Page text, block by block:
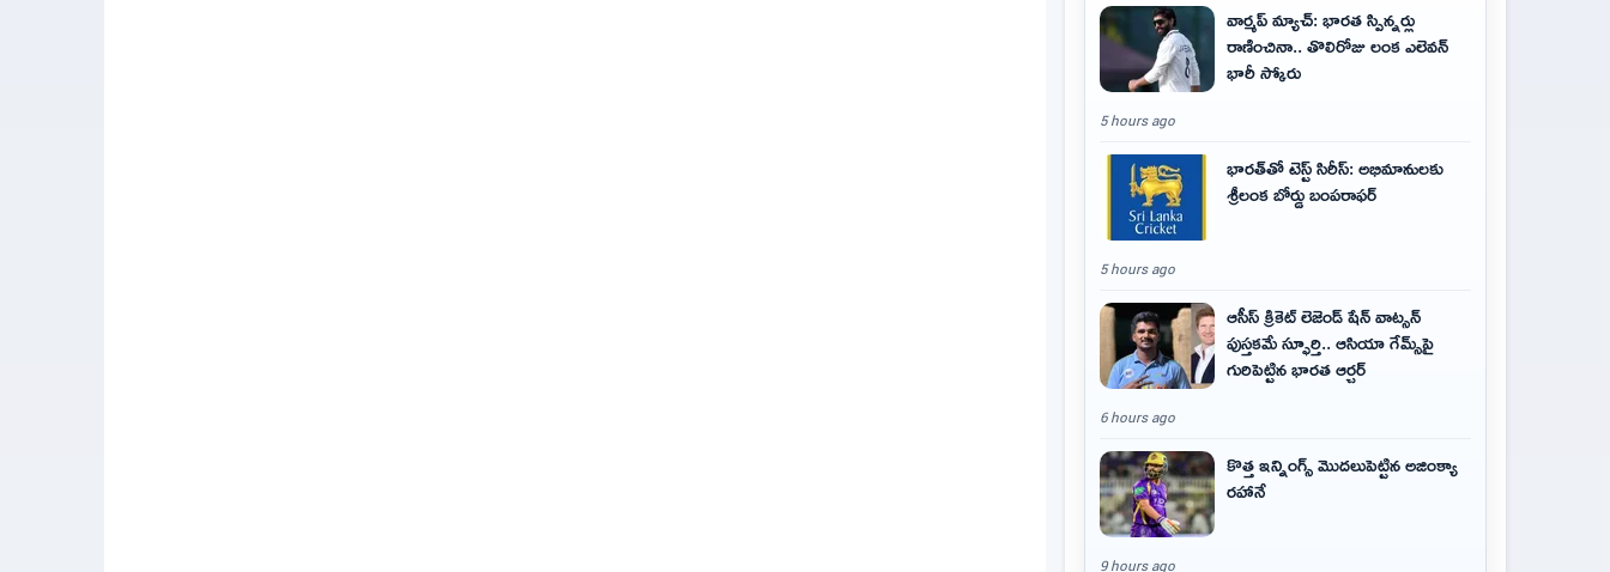
వార్మప్ మ్యాచ్: భారత స్పిన్నర్లు
రాణించినా.. తొలిరోజు లంక ఎలెవన్
భారీ స్కోరు
5 hours ago
భారత్‌తో టెస్ట్ సిరీస్: అభిమానులకు
శ్రీలంక బోర్డు బంపరాఫర్
5 hours ago
ఆసీస్ క్రికెట్ లెజెండ్ షేన్ వాట్సన్
పుస్తకమే స్ఫూర్తి.. ఆసియా గేమ్స్‌పై
గురిపెట్టిన భారత ఆర్చర్
6 hours ago
కొత్త ఇన్నింగ్స్ మొదలుపెట్టిన అజింక్యా
రహానే
9 hours ago